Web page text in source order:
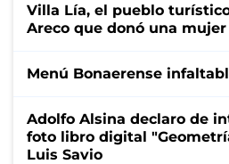
Villa Lía, el pueblo
Areco que donó una mujer
Menú Bonaerense
Adolfo Alsina declaro de
foto libro digital
Luis Savio